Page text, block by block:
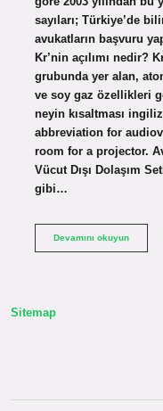
sayıları; Türkiye’de
avukatların başvuru
Kr’nin açılımı nedir?
grubunda yer alan,
ve soy gaz özellikleri
neyin kısaltması
abbreviation for
room for a projector.
Vücut Dışı Dolaşım
gibi…
Devamını okuyunAv
Sitemap